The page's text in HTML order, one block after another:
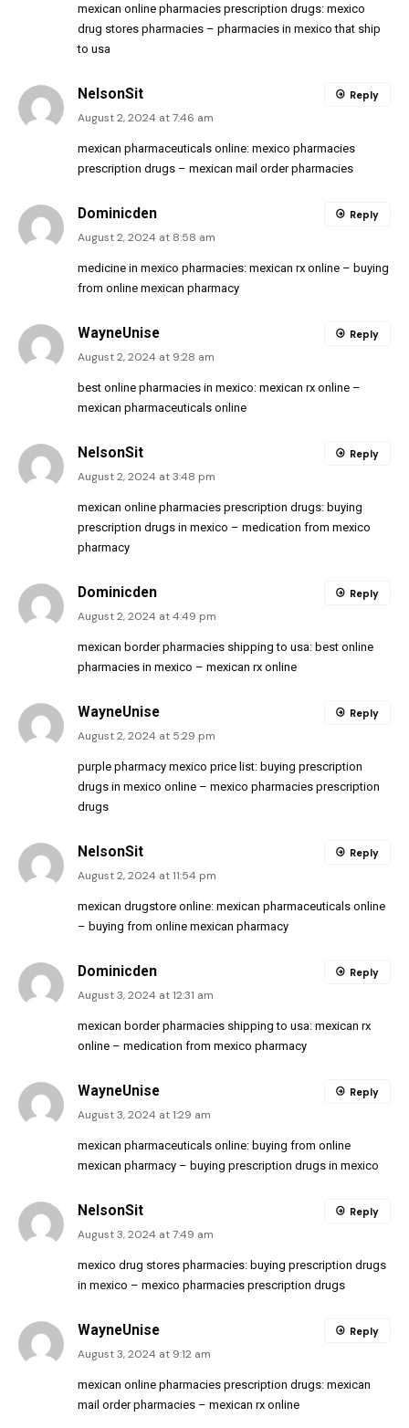
mexican online pharmacies prescription drugs: mexico
drug stores pharmacies – pharmacies in mexico that ship
to usa
NelsonSit
August 2, 2024 at 7:46 am
mexican pharmaceuticals online: mexico pharmacies
prescription drugs – mexican mail order pharmacies
Reply
Dominicden
August 2, 2024 at 8:58 am
medicine in mexico pharmacies: mexican rx online – buying
from online mexican pharmacy
Reply
WayneUnise
August 2, 2024 at 9:28 am
best online pharmacies in mexico: mexican rx online –
mexican pharmaceuticals online
Reply
NelsonSit
August 2, 2024 at 3:48 pm
mexican online pharmacies prescription drugs: buying
prescription drugs in mexico – medication from mexico
pharmacy
Reply
Dominicden
August 2, 2024 at 4:49 pm
mexican border pharmacies shipping to usa: best online
pharmacies in mexico – mexican rx online
Reply
WayneUnise
August 2, 2024 at 5:29 pm
purple pharmacy mexico price list: buying prescription
drugs in mexico online – mexico pharmacies prescription
drugs
Reply
NelsonSit
August 2, 2024 at 11:54 pm
mexican drugstore online: mexican pharmaceuticals online
– buying from online mexican pharmacy
Reply
Dominicden
August 3, 2024 at 12:31 am
mexican border pharmacies shipping to usa: mexican rx
online – medication from mexico pharmacy
Reply
WayneUnise
August 3, 2024 at 1:29 am
mexican pharmaceuticals online: buying from online
mexican pharmacy – buying prescription drugs in mexico
Reply
NelsonSit
August 3, 2024 at 7:49 am
mexico drug stores pharmacies: buying prescription drugs
in mexico – mexico pharmacies prescription drugs
Reply
WayneUnise
August 3, 2024 at 9:12 am
mexican online pharmacies prescription drugs: mexican
mail order pharmacies – mexican rx online
Reply